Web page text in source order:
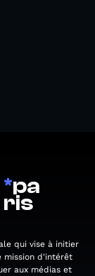
*pa
ris
qui vise à initier
mission d'intérêt
aux médias et